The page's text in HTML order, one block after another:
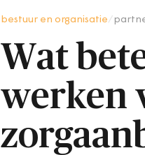
bestuur en organisatie
Wat
werken